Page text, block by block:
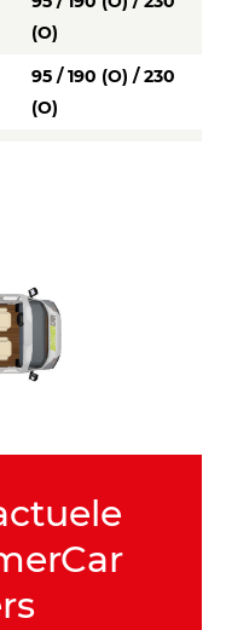
(O)
95 / 190 (O) / 230
(O)